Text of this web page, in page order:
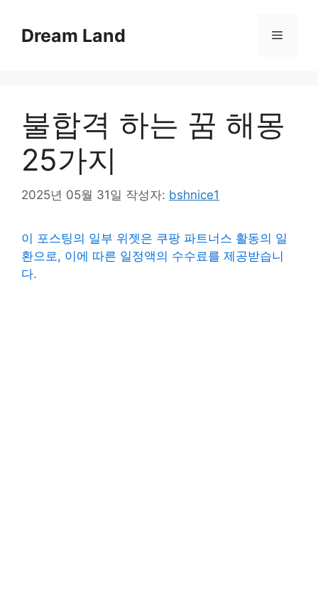
Dream Land 메
불합격 하는 꿈 해몽
25가지
2025년 05월 31일 작성자: bshnice1
이 포스팅의 일부 위젯은 쿠팡 파트너스 활동의 일
환으로, 이에 따른 일정액의 수수료를 제공받습니
다.